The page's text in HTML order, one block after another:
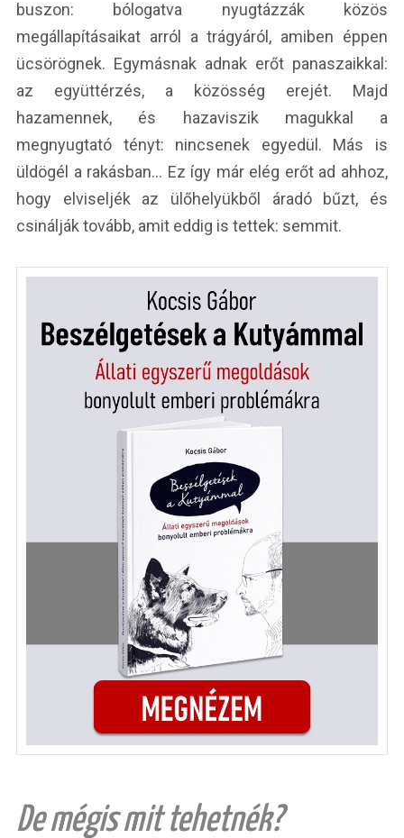
buszon: bólogatva nyugtázzák közös
megállapításaikat arról a trágyáról, amiben éppen
ücsörögnek. Egymásnak adnak erőt panaszaikkal:
az együttérzés, a közösség erejét. Majd
hazamennek, és hazaviszik magukkal a
megnyugtató tényt: nincsenek egyedül. Más is
üldögél a rakásban… Ez így már elég erőt ad ahhoz,
hogy elviseljék az ülőhelyükből áradó bűzt, és
csinálják tovább, amit eddig is tettek: semmit.
De mégis mit tehetnék?